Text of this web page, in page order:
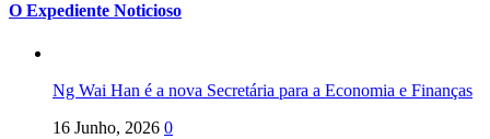
O Expediente Noticioso
Ng Wai Han é a nova Secretária para a Economia e Finanças
16 Junho, 2026 0